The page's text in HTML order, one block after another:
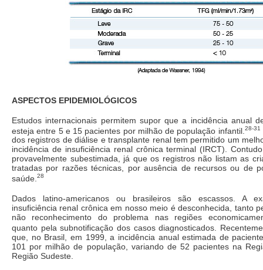
ASPECTOS EPIDEMIOLÓGICOS
Estudos internacionais permitem supor que a incidência anual
esteja entre 5 e 15 pacientes por milhão de população infantil. 28-31
dos registros de diálise e transplante renal tem permitido um
incidência de insuficiência renal crônica terminal (IRCT).
provavelmente subestimada, já que os registros não listam as
tratadas por razões técnicas, por ausência de recursos ou de
saúde. 28
Dados latino-americanos ou brasileiros são escassos. A
insuficiência renal crônica em nosso meio é desconhecida, tanto
não reconhecimento do problema nas regiões
quanto pela subnotificação dos casos diagnosticados.
que, no Brasil, em 1999, a incidência anual estimada de
101 por milhão de população, variando de 52 pacientes na
Região Sudeste.